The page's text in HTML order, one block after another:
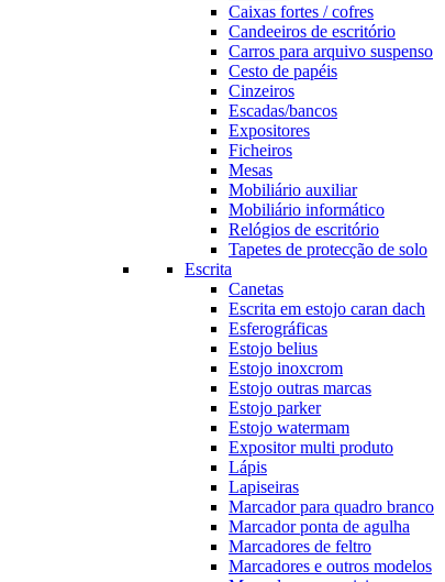
Caixas fortes / cofres
Candeeiros de escritório
Carros para arquivo suspenso
Cesto de papéis
Cinzeiros
Escadas/bancos
Expositores
Ficheiros
Mesas
Mobiliário auxiliar
Mobiliário informático
Relógios de escritório
Tapetes de protecção de solo
Escrita
Canetas
Escrita em estojo caran dach
Esferográficas
Estojo belius
Estojo inoxcrom
Estojo outras marcas
Estojo parker
Estojo watermam
Expositor multi produto
Lápis
Lapiseiras
Marcador para quadro branco
Marcador ponta de agulha
Marcadores de feltro
Marcadores e outros modelos